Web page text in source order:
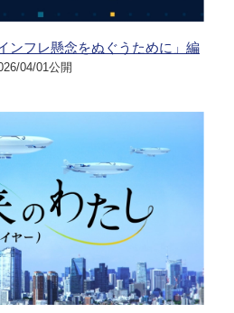
ンフレ懸念をぬぐうために」編
04/01公開